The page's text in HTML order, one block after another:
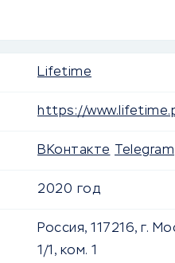
Lifetime
https://
ВКонтакте Telegram
2020 год
Россия, 117216, г.
1/1, ком. 1